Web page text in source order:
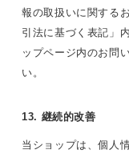
報の取扱いに関する
引法に基づく表記」
ップページ内のお問
い。
13. 継続的改善
当ショップは、個人